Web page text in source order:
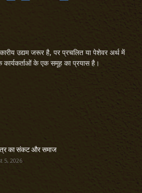
उद्यम जरूर है, पर प्रचलित या पेशेवर अर्थ में
कार्यकर्ताओं के एक समूह का प्रयास है।
का संकट और समाज
5, 2026